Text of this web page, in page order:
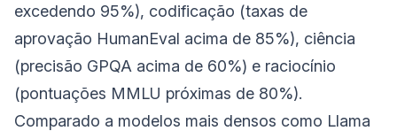
excedendo 95%), codificação (taxas de
aprovação HumanEval acima de 85%), ciência
(precisão GPQA acima de 60%) e raciocínio
(pontuações MMLU próximas de 80%).
Comparado a modelos mais densos como Llama